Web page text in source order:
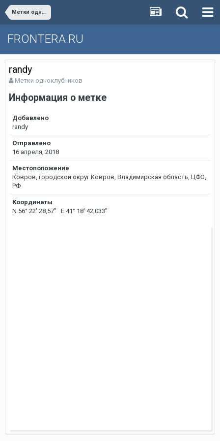
Метки одноклубников
FRONTERA.RU
randy
Метки одноклубников
Информация о метке
Добавлено
randy
Отправлено
16 апреля, 2018
Местоположение
Ковров, городской округ Ковров, Владимирская область, ЦФО,
РФ
Координаты
N 56° 22' 28,57'' E 41° 18' 42,033''